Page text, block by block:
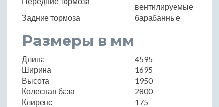
вентилируемые
Задние тормоза
барабанные
Размеры в мм
Длина
4595
Ширина
1695
Высота
1950
Колесная база
2800
Клиренс
175